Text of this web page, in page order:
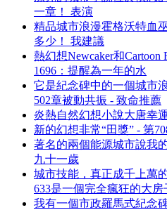
一章！ 表演
精品城市浪漫霍格沃特血
多少！ 我建議
熱幻想Newcaker和Cartoon
1696：提醒為一年的水
它是紀念碑中的一個城市
502章被動共振 - 致命推薦
炎熱自然幻想小說大唐幸
新的幻想非常“田獎” - 第
著名的兩個能源城市說我
九十一歲
城市技能，真正成千上萬
633是一個完全瘋狂的大
我有一個市政羅馬式紀念